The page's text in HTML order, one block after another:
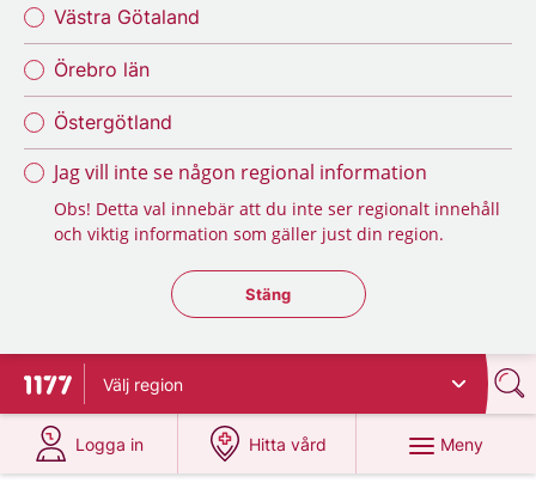
Västra Götaland
Örebro län
Östergötland
Jag vill inte se någon regional information
Obs! Detta val innebär att du inte ser regionalt innehåll
och viktig information som gäller just din region.
Stäng regionsväljaren
Stäng
Till startsidan för 1177
Välj region
Logga in
på 1177.se
Hitta vård
på 1177.se
Meny